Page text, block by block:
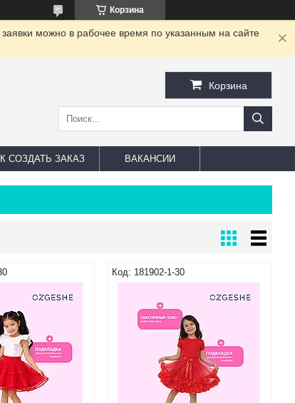
Корзина
можно в рабочее время по указанным на сайте
Корзина
СОЗДАТЬ ЗАКАЗ ВАКАНСИИ
181902-1-30